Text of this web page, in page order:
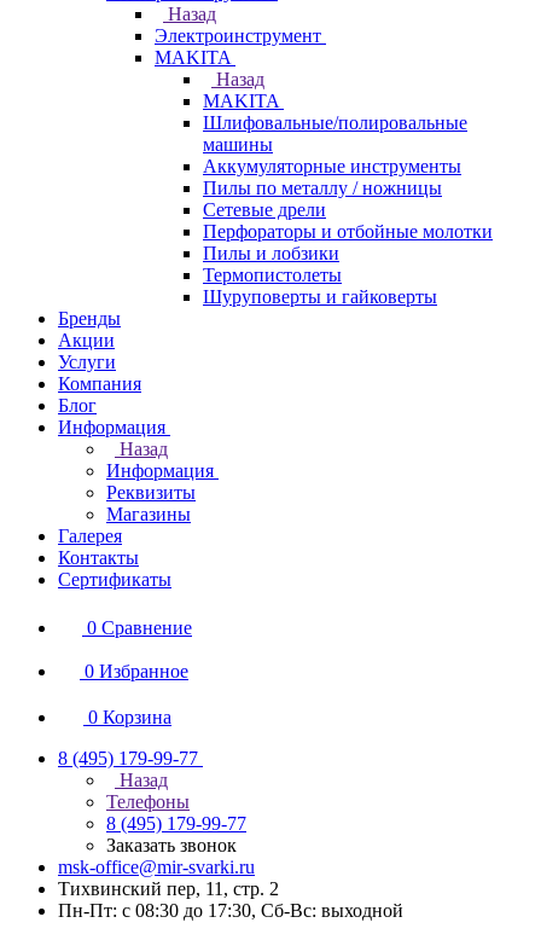
Назад
Электроинструмент
МAKITA
Назад
МAKITA
Шлифовальные/полировальные
машины
Аккумуляторные инструменты
Пилы по металлу / ножницы
Сетевые дрели
Перфораторы и отбойные молотки
Пилы и лобзики
Термопистолеты
Шуруповерты и гайковерты
Бренды
Акции
Услуги
Компания
Блог
Информация
Назад
Информация
Реквизиты
Магазины
Галерея
Контакты
Сертификаты
0 Сравнение
0 Избранное
0 Корзина
8 (495) 179-99-77
Назад
Телефоны
8 (495) 179-99-77
Заказать звонок
msk-office@mir-svarki.ru
Тихвинский пер, 11, стр. 2
Пн-Пт: с 08:30 до 17:30, Сб-Вс: выходной